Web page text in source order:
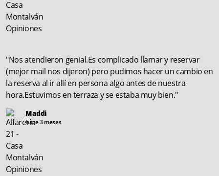
"Nos atendieron genial.Es complicado llamar y reservar
(mejor mail nos dijeron) pero pudimos hacer un cambio en
la reserva al ir allí en persona algo antes de nuestra
hora.Estuvimos en terraza y se estaba muy bien."
Maddi
hace 3 meses